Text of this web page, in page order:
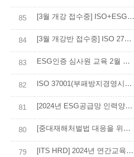
85 [3월 개강 접수중] ISO+ESG인증심사원 통합 교육과정 모집 안내
84 [3월 개강반 접수중] ISO 27001(정보보안경영시스템) 교육과정 안내
83 ESG인증 심사원 교육 2월 개강반 접수중
82 ISO 37001(부패방지경영시스템) 인증 및 ITS인재개발원 본사 교육장 ISO 37001국제심사원 과정
81 [2024년 ESG공급망 인력양성 교육 안내] ISO 국제심사원 & ESG 인증 심사원 과정 통합교육 안내
80 [중대재해처벌법 대응을 위한/ 안전보건관련 대상자를 위한] ISO45001 국제심사원 양성 집중 교육 안내
79 [ITS HRD] 2024년 연간교육훈련 계획